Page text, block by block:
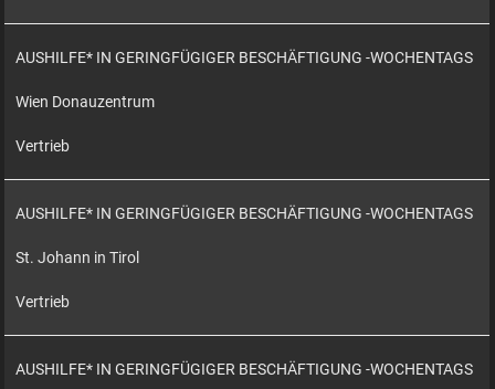
AUSHILFE* IN GERINGFÜGIGER BESCHÄFTIGUNG -WOCHENTAGS
Wien Donauzentrum
Vertrieb
AUSHILFE* IN GERINGFÜGIGER BESCHÄFTIGUNG -WOCHENTAGS
St. Johann in Tirol
Vertrieb
AUSHILFE* IN GERINGFÜGIGER BESCHÄFTIGUNG -WOCHENTAGS